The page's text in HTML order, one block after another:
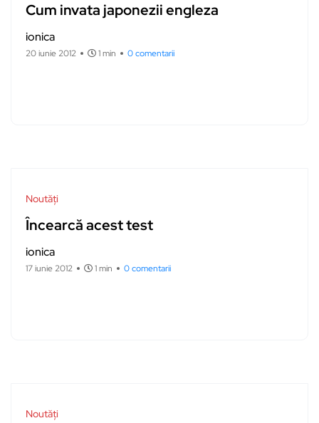
Cum invata japonezii engleza
ionica
20 iunie 2012 1 min 0 comentarii
Noutăți
Încearcă acest test
ionica
17 iunie 2012 1 min 0 comentarii
Noutăți